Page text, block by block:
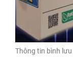
Thông tin bình